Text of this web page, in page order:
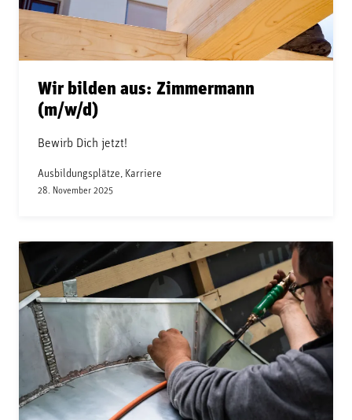
Wir bilden aus: Zimmermann
(m/w/d)
Bewirb Dich jetzt!
Ausbildungsplätze, Karriere
28. November 2025